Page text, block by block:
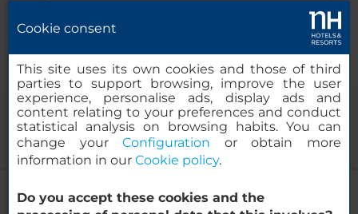
NH Queretaro
© 2000-2026 MINOR HOTELS EUROPE & AMERICAS Santa Engracia
Cookie consent
This site uses its own cookies and those of third
parties to support browsing, improve the user
experience, personalise ads, display ads and
content relating to your preferences and conduct
statistical analysis on browsing habits. You can
change yourConfiguration or obtain more
information in our Cookie policy.
Do you accept these cookies and the